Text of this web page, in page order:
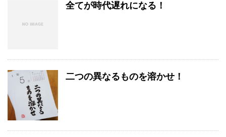
全てが時代遅れになる！
二つの異なるものを溶かせ！